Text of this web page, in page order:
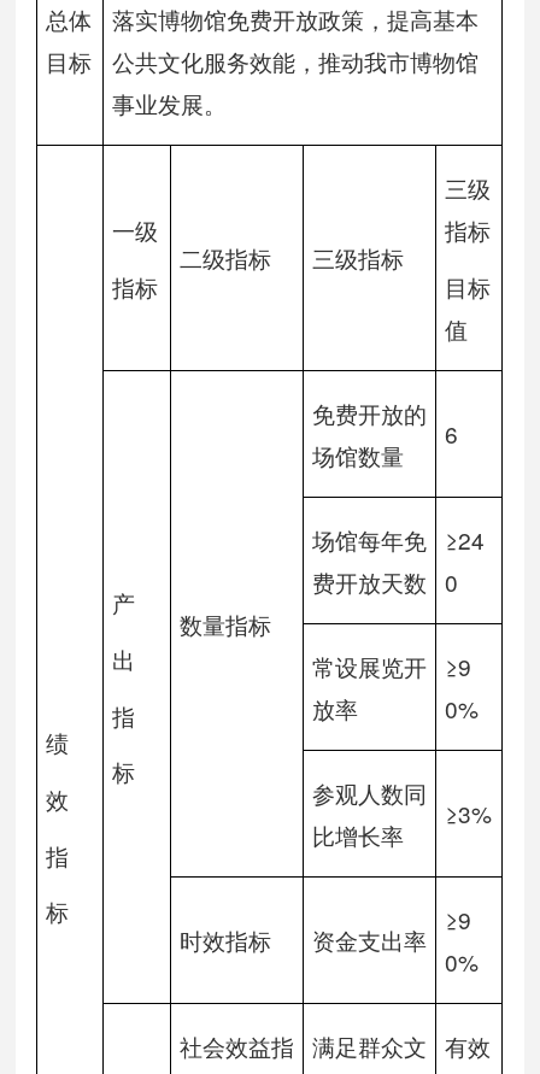
总体
目标
落实博物馆免费开放政策，提高基本
公共文化服务效能，推动我市博物馆
事业发展。
绩
效
指
标
一级
指标
二级指标 三级指标
三级
指标
目标
值
产
出
指
标
数量指标
免费开放的
场馆数量
6
场馆每年免
费开放天数
≥24
0
常设展览开
放率
≥9
0%
参观人数同
比增长率
≥3%
时效指标 资金支出率
≥9
0%
社会效益指
满足群众文
有效